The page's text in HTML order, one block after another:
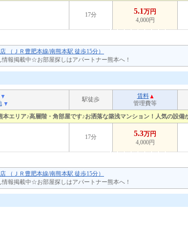
17分 5.1万円
4,000円
（ＪＲ豊肥本線/南熊本駅 徒歩15分）
報掲載中☆お部屋探しはアパートナー熊本へ！
駅徒歩
賃料
管理費等
本エリア♪高層階・角部屋です♪お洒落な築浅マンション！人気の設
17分 5.3万円
4,000円
（ＪＲ豊肥本線/南熊本駅 徒歩15分）
報掲載中☆お部屋探しはアパートナー熊本へ！